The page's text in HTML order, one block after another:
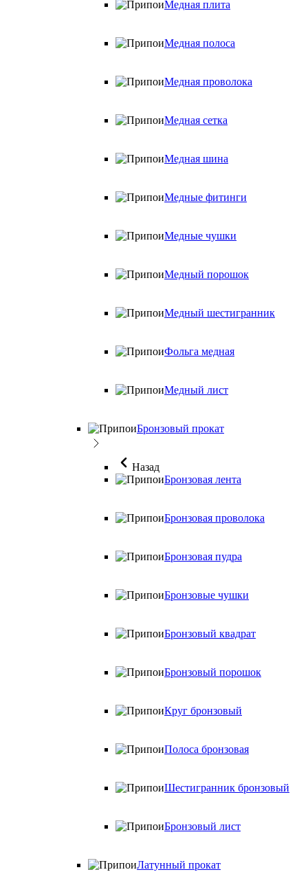
Медная плита
Медная полоса
Медная проволока
Медная сетка
Медная шина
Медные фитинги
Медные чушки
Медный порошок
Медный шестигранник
Фольга медная
Медный лист
Бронзовый прокат
Назад
Бронзовая лента
Бронзовая проволока
Бронзовая пудра
Бронзовые чушки
Бронзовый квадрат
Бронзовый порошок
Круг бронзовый
Полоса бронзовая
Шестигранник бронзовый
Бронзовый лист
Латунный прокат